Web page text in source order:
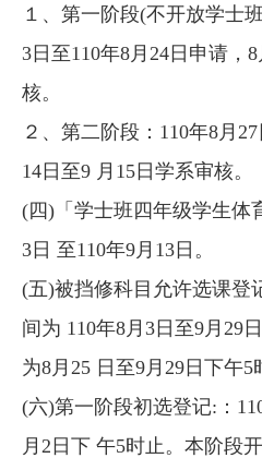
１、第一阶段(不开放学士
3日至110年8月24日申请，
核。
２、第二阶段：110年8月
14日至9 月15日学系审核。
(四)「学士班四年级学生体
3日 至110年9月13日。
(五)被挡修科目允许选课登
间为 110年8月3日至9月29
为8月25 日至9月29日下午5
(六)第一阶段初选登记:：
月2日下 午5时止。本阶段